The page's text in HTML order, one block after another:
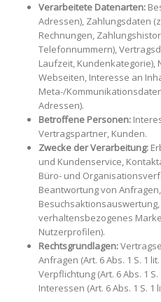
Verarbeitete Datenarten:
Adressen), Zahlungsdaten
Rechnungen,
Telefonnummern),
Laufzeit, Kundenkategorie),
Webseiten, Interesse an
Meta-/
Adressen).
Betroffene Personen:
Vertragspartner, Kunden.
Zwecke der Verarbeitung:
und Kundenservice,
Büro- und
Beantwortung von
verhaltensbezogenes
Nutzerprofilen).
Rechtsgrundlagen:
Anfragen (Art. 6 Abs. 1 S. 1
Verpflichtung (Art. 6 Abs. 1 S.
Interessen (Art. 6 Abs. 1 S. 1